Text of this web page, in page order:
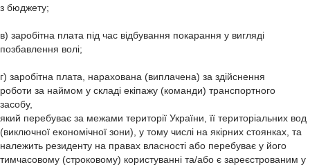
з бюджету;
в) заробітна плата під час відбування покарання у вигляді
позбавлення волі;
г) заробітна плата, нарахована (виплачена) за здійснення
роботи за наймом у складі екіпажу (команди) транспортного
засобу,
який перебуває за межами території України, її територіальних вод
(виключної економічної зони), у тому числі на якірних стоянках, та
належить резиденту на правах власності або перебуває у його
тимчасовому (строковому) користуванні та/або є зареєстрованим у